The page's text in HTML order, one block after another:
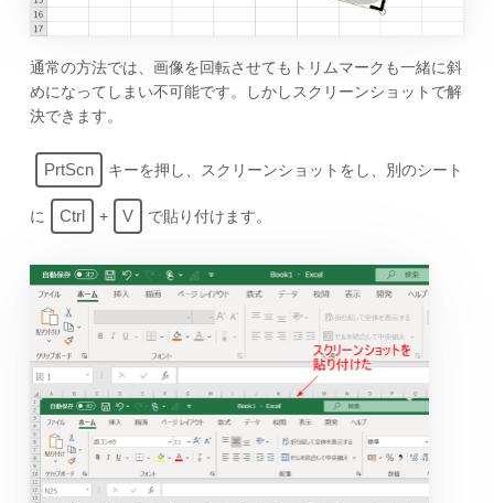
通常の方法では、画像を回転させてもトリムマークも一緒に斜
めになってしまい不可能です。しかしスクリーンショットで解
決できます。
PrtScn キーを押し、スクリーンショットをし、別のシート
に Ctrl + V で貼り付けます。